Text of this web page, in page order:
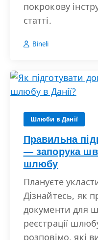
покрокову
статті.
Bineli
Шлюби в Данії
Правильна
— запорука
шлюбу
Плануєте
Дізнайтесь, як
документи для
реєстрації
розповімо, які